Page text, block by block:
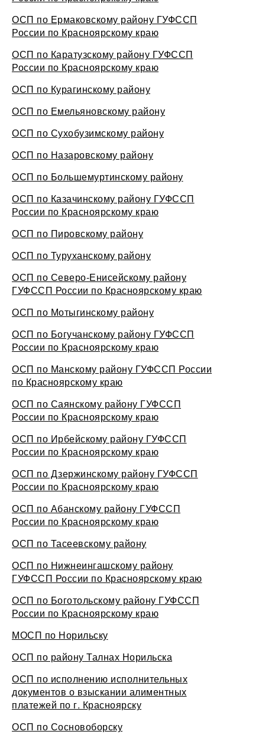
ОСП по Ермаковскому району ГУФССП
России по Красноярскому краю
ОСП по Каратузскому району ГУФССП
России по Красноярскому краю
ОСП по Курагинскому району
ОСП по Емельяновскому району
ОСП по Сухобузимскому району
ОСП по Назаровскому району
ОСП по Большемуртинскому району
ОСП по Казачинскому району ГУФССП
России по Красноярскому краю
ОСП по Пировскому району
ОСП по Туруханскому району
ОСП по Северо-Енисейскому району
ГУФССП России по Красноярскому краю
ОСП по Мотыгинскому району
ОСП по Богучанскому району ГУФССП
России по Красноярскому краю
ОСП по Манскому району ГУФССП России
по Красноярскому краю
ОСП по Саянскому району ГУФССП
России по Красноярскому краю
ОСП по Ирбейскому району ГУФССП
России по Красноярскому краю
ОСП по Дзержинскому району ГУФССП
России по Красноярскому краю
ОСП по Абанскому району ГУФССП
России по Красноярскому краю
ОСП по Тасеевскому району
ОСП по Нижнеингашскому району
ГУФССП России по Красноярскому краю
ОСП по Боготольскому району ГУФССП
России по Красноярскому краю
МОСП по Норильску
ОСП по району Талнах Норильска
ОСП по исполнению исполнительных
документов о взыскании алиментных
платежей по г. Красноярску
ОСП по Сосновоборску